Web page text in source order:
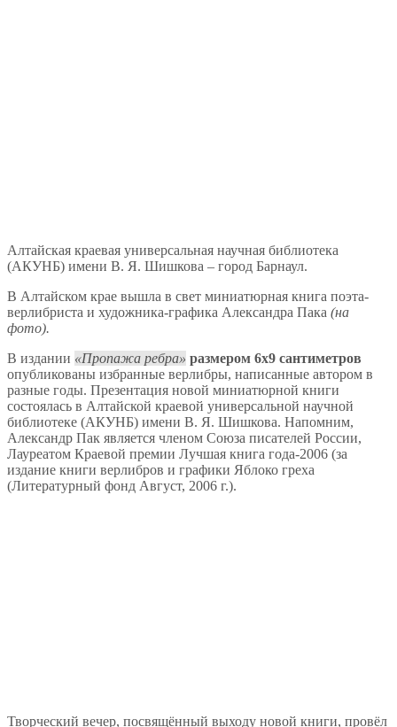
Алтайская краевая универсальная научная библиотека
(АКУНБ) имени В. Я. Шишкова – город Барнаул.
В Алтайском крае вышла в свет миниатюрная книга поэта-
верлибриста и художника-графика Александра Пака (на
фото).
В издании
Пропажа ребра
размером 6х9 сантиметров
опубликованы избранные верлибры, написанные автором в
разные годы. Презентация новой миниатюрной книги
состоялась в Алтайской краевой универсальной научной
библиотеке (АКУНБ) имени В. Я. Шишкова. Напомним,
Александр Пак является членом Союза писателей России,
Лауреатом Краевой премии Лучшая книга года-2006 (за
издание книги верлибров и графики Яблоко греха
(Литературный фонд Август, 2006 г.).
Творческий вечер, посвящённый выходу новой книги, провёл